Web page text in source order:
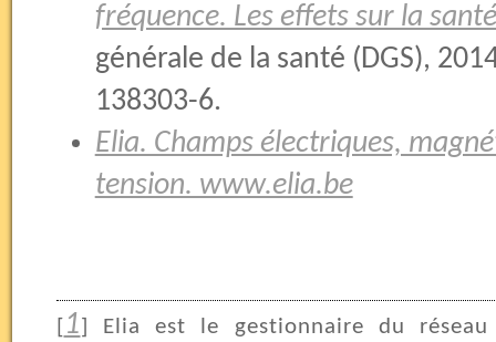
fréquence. Les effets sur la santé
générale de la santé (DGS),
138303-6.
Elia. Champs électriques,
tension. www.elia.be
[ 1]
Elia est le gestionnaire du